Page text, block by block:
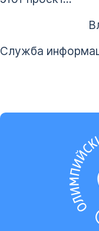
Владимир
Служба